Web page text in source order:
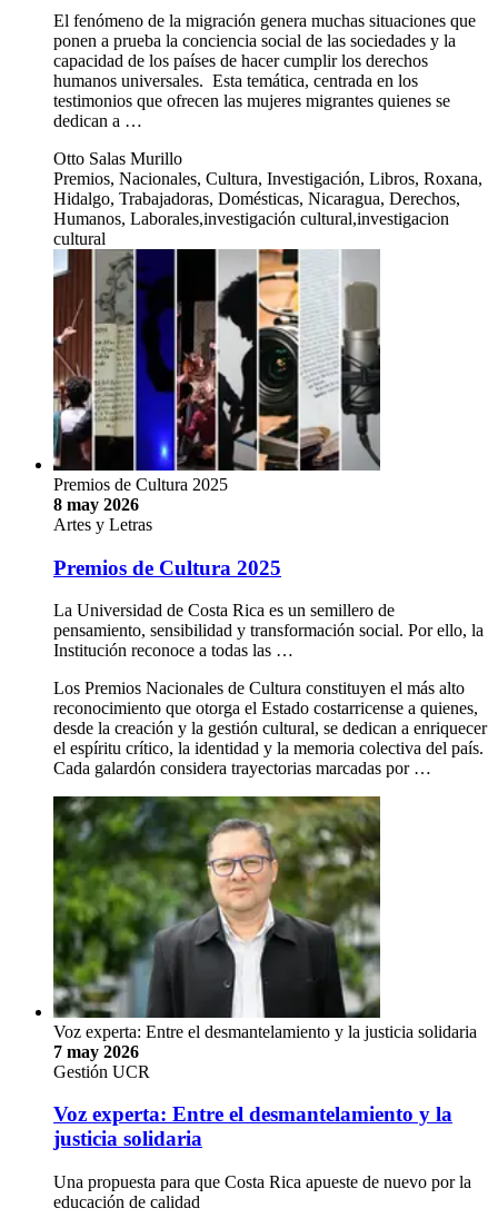
El fenómeno de la migración genera muchas situaciones que
ponen a prueba la conciencia social de las sociedades y la
capacidad de los países de hacer cumplir los derechos
humanos universales. Esta temática, centrada en los
testimonios que ofrecen las mujeres migrantes quienes se
dedican a …
Otto Salas Murillo
Premios, Nacionales, Cultura, Investigación, Libros, Roxana,
Hidalgo, Trabajadoras, Domésticas, Nicaragua, Derechos,
Humanos, Laborales,investigación cultural,investigacion
cultural
Premios de Cultura 2025
8 may 2026
Artes y Letras
Premios de Cultura 2025
La Universidad de Costa Rica es un semillero de
pensamiento, sensibilidad y transformación social. Por ello, la
Institución reconoce a todas las …
Los Premios Nacionales de Cultura constituyen el más alto
reconocimiento que otorga el Estado costarricense a quienes,
desde la creación y la gestión cultural, se dedican a enriquecer
el espíritu crítico, la identidad y la memoria colectiva del país.
Cada galardón considera trayectorias marcadas por …
Voz experta: Entre el desmantelamiento y la justicia solidaria
7 may 2026
Gestión UCR
Voz experta: Entre el desmantelamiento y la
justicia solidaria
Una propuesta para que Costa Rica apueste de nuevo por la
educación de calidad